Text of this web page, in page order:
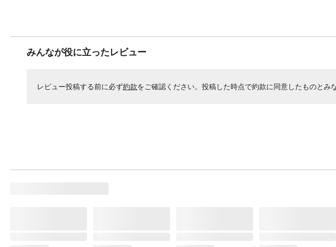
みんなが役に立ったレビュー
レビュー投稿する前に必ず約款をご確認ください。投稿した時点で約款に同意したものとみ